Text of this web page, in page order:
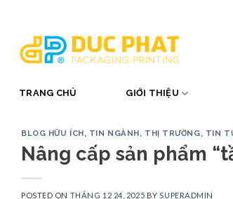
content
TRANG CHỦ GIỚI THIỆU
BLOG HỮU ÍCH, TIN NGÀNH, THỊ TRƯỜNG, TIN
Nâng cấp sản phẩm
POSTED ON THÁNG 12 24, 2025 BY SUPERADMIN